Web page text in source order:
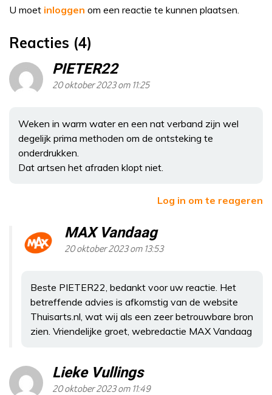
U moet inloggen om een reactie te kunnen plaatsen.
Reacties (4)
PIETER22
20 oktober 2023 om 11:25
Weken in warm water en een nat verband zijn wel
degelijk prima methoden om de ontsteking te
onderdrukken.
Dat artsen het afraden klopt niet.
Log in om te reageren
MAX Vandaag
20 oktober 2023 om 13:53
Beste PIETER22, bedankt voor uw reactie. Het
betreffende advies is afkomstig van de website
Thuisarts.nl, wat wij als een zeer betrouwbare bron
zien. Vriendelijke groet, webredactie MAX Vandaag
Lieke Vullings
20 oktober 2023 om 11:49